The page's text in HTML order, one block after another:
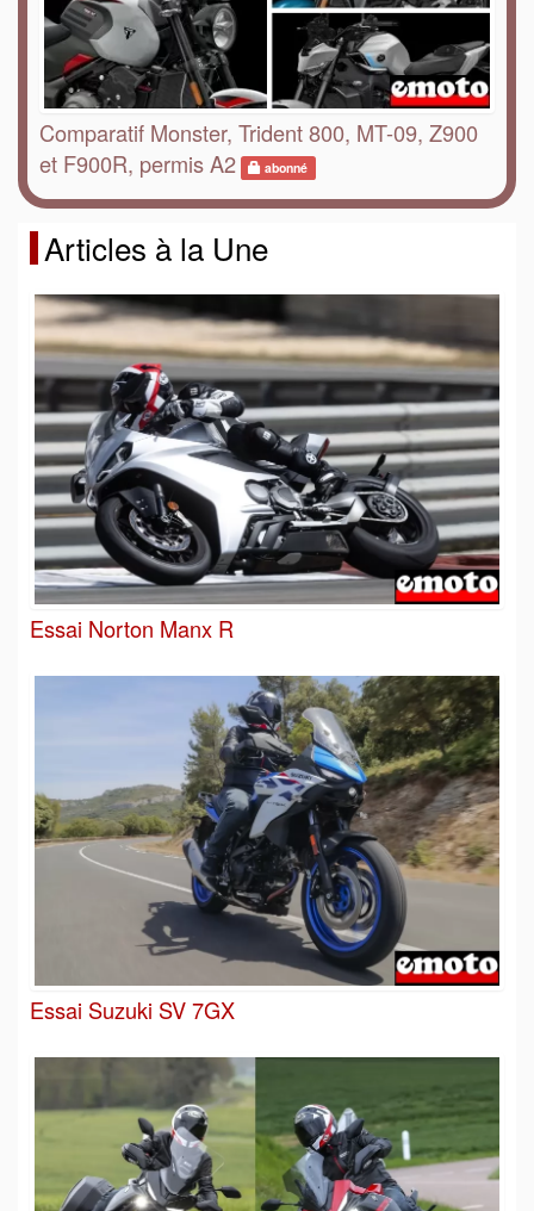
Comparatif Monster, Trident 800, MT-09, Z900
et F900R, permis A2
abonné
Articles à la Une
Essai Norton Manx R
Essai Suzuki SV 7GX